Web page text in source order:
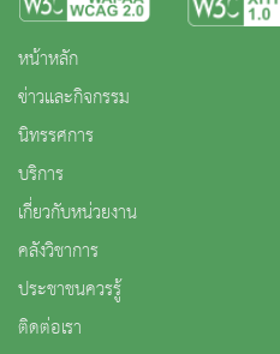
หน้าหลัก
ข่าวและกิจกรรม
นิทรรศการ
บริการ
เกี่ยวกับหน่วยงาน
คลังวิชาการ
ประชาชนควรรู้
ติดต่อเรา